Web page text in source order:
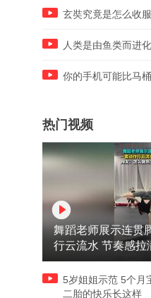
玄奘究竟是怎么收
人类是由鱼类而进
你的手机可能比马
热门视频
舞蹈老师展示连贯
行云流水 节奏感拉
又舞又武的？
5岁姐姐示范 5个月
二胎的快乐长这样